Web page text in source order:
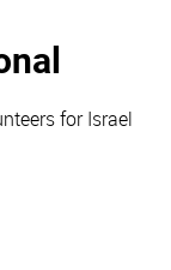
for Israel